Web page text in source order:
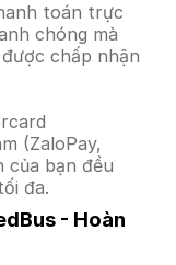
toán trực
chóng mà
chấp nhận
(ZaloPay,
của bạn đều
đa.
- Hoàn